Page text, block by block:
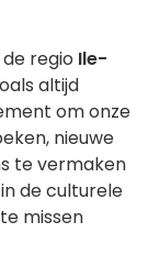
regio Ile-
altijd
om onze
nieuwe
te vermaken
de culturele
missen